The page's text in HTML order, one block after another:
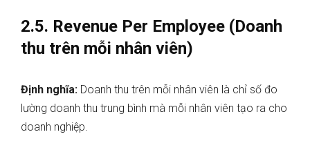
2.5. Revenue Per Employee (Doanh
thu trên mỗi nhân viên)
Định nghĩa: Doanh thu trên mỗi nhân viên là chỉ số đo
lường doanh thu trung bình mà mỗi nhân viên tạo ra cho
doanh nghiệp.